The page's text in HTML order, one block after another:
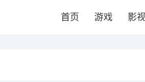
首页 游戏 影